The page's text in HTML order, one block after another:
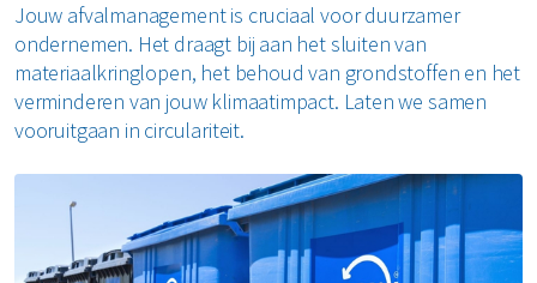
Jouw afvalmanagement is cruciaal voor duurzamer
ondernemen. Het draagt bij aan het sluiten van
materiaalkringlopen, het behoud van grondstoffen en het
verminderen van jouw klimaatimpact. Laten we samen
vooruitgaan in circulariteit.